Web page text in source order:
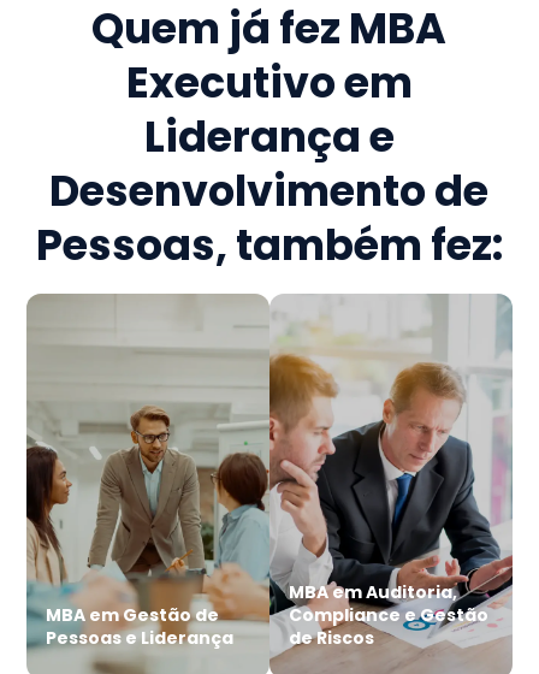
Quem já fez MBA
Executivo em
Liderança e
Desenvolvimento de
Pessoas, também fez:
MBA em Gestão de
Pessoas e Liderança
MBA em Auditoria,
Compliance e Gestão
de Riscos